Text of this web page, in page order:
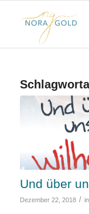
Und über
Dezember 22, 2018 / in